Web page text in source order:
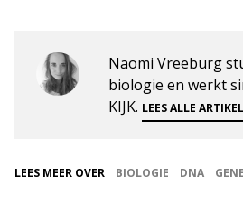
Naomi Vreeburg
biologie en werkt
KIJK. LEES ALLE
LEES MEER OVER BIOLOGIE DNA